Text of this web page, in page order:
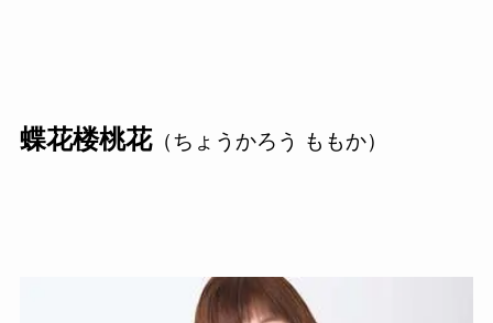
蝶花楼桃花（ちょうかろう ももか）